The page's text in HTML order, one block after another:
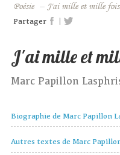
Poésie – J'ai mille et mille
Partager |
J'ai mille et
Marc Papillon
Biographie de Marc Papillon
Autres textes de Marc